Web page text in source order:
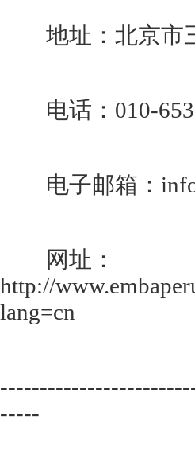
地址：北京市三
电话：010-
电子邮箱：
网址：
http://
lang=cn
-----